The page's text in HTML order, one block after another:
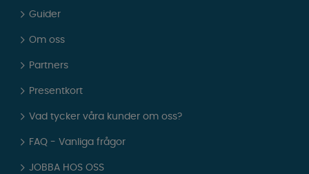
Guider
Om oss
Partners
Presentkort
Vad tycker våra kunder om oss?
FAQ - Vanliga frågor
JOBBA HOS OSS